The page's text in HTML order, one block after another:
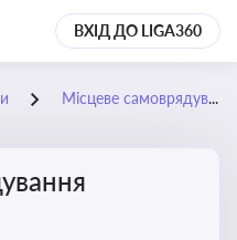
ВХІД ДО LIGA360
Місцеве самоврядування